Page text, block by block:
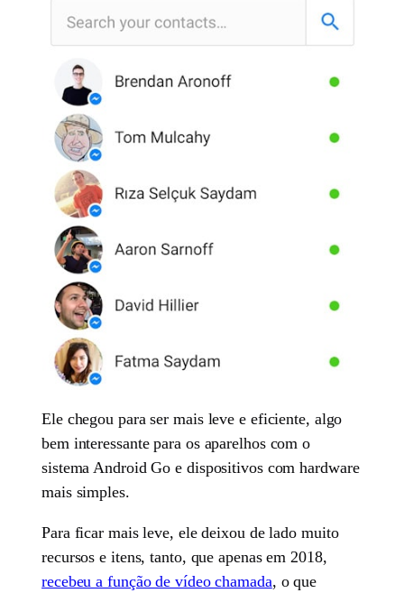
Ele chegou para ser mais leve e eficiente, algo
bem interessante para os aparelhos com o
sistema Android Go e dispositivos com hardware
mais simples.
Para ficar mais leve, ele deixou de lado muito
recursos e itens, tanto, que apenas em 2018,
recebeu a função de vídeo chamada, o que